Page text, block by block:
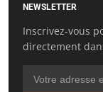
NEWSLETTER
Inscrivez-vous
directement